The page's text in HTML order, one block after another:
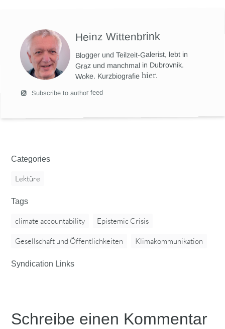
Heinz Wittenbrink
Blogger und Teilzeit-Galerist, lebt in
Graz und manchmal in Dubrovnik.
Woke. Kurzbiografiehier.
Subscribe to author feed
Categories
Lektüre
Tags
climate accountability Epistemic Crisis
Gesellschaft und Öffentlichkeiten Klimakommunikation
Syndication Links
Schreibe einen Kommentar